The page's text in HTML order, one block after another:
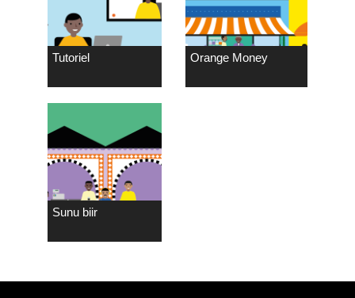
Tutoriel Orange Money
Sunu biir